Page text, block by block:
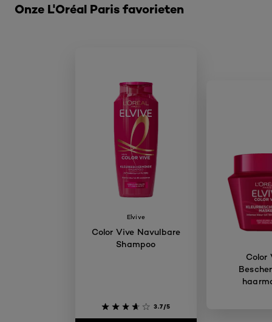
Onze L'Oréal Paris favorieten
Elvive
Color Vive Navulbare
Shampoo
3.7/5
Color